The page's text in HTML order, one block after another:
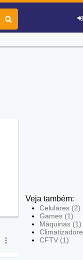
Veja também:
Celulares (2)
Games (1)
Máquinas (1)
CFTV (1)